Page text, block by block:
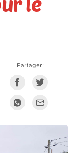
Partager :